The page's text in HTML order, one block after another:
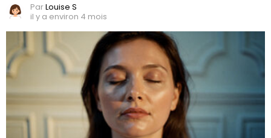
ParLouise S
il y a environ 4 mois